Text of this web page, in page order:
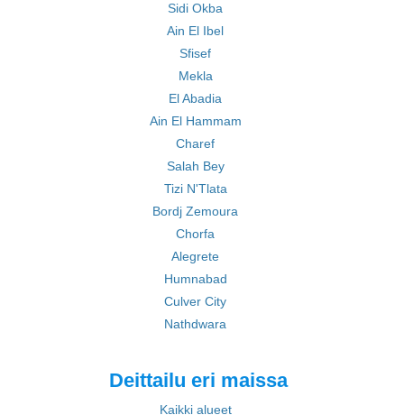
Sidi Okba
Ain El Ibel
Sfisef
Mekla
El Abadia
Ain El Hammam
Charef
Salah Bey
Tizi N'Tlata
Bordj Zemoura
Chorfa
Alegrete
Humnabad
Culver City
Nathdwara
Deittailu eri maissa
Kaikki alueet